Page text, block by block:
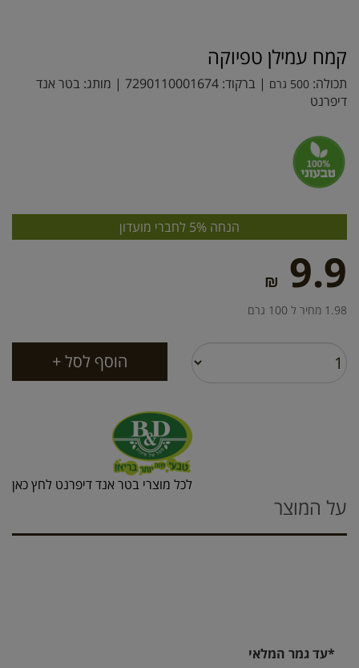
קמח עמילן טפיוקה
תכולה: 500 גרם | ברקוד: 7290110001674 | מותג: בטר אנד
דיפרנט
הנחה 5% לחברי מועדון
9.9
₪
1.98 מחיר ל 100 גרם
לכל מוצרי בטר אנד דיפרנט לחץ כאן
על המוצר
*עד גמר המלאי